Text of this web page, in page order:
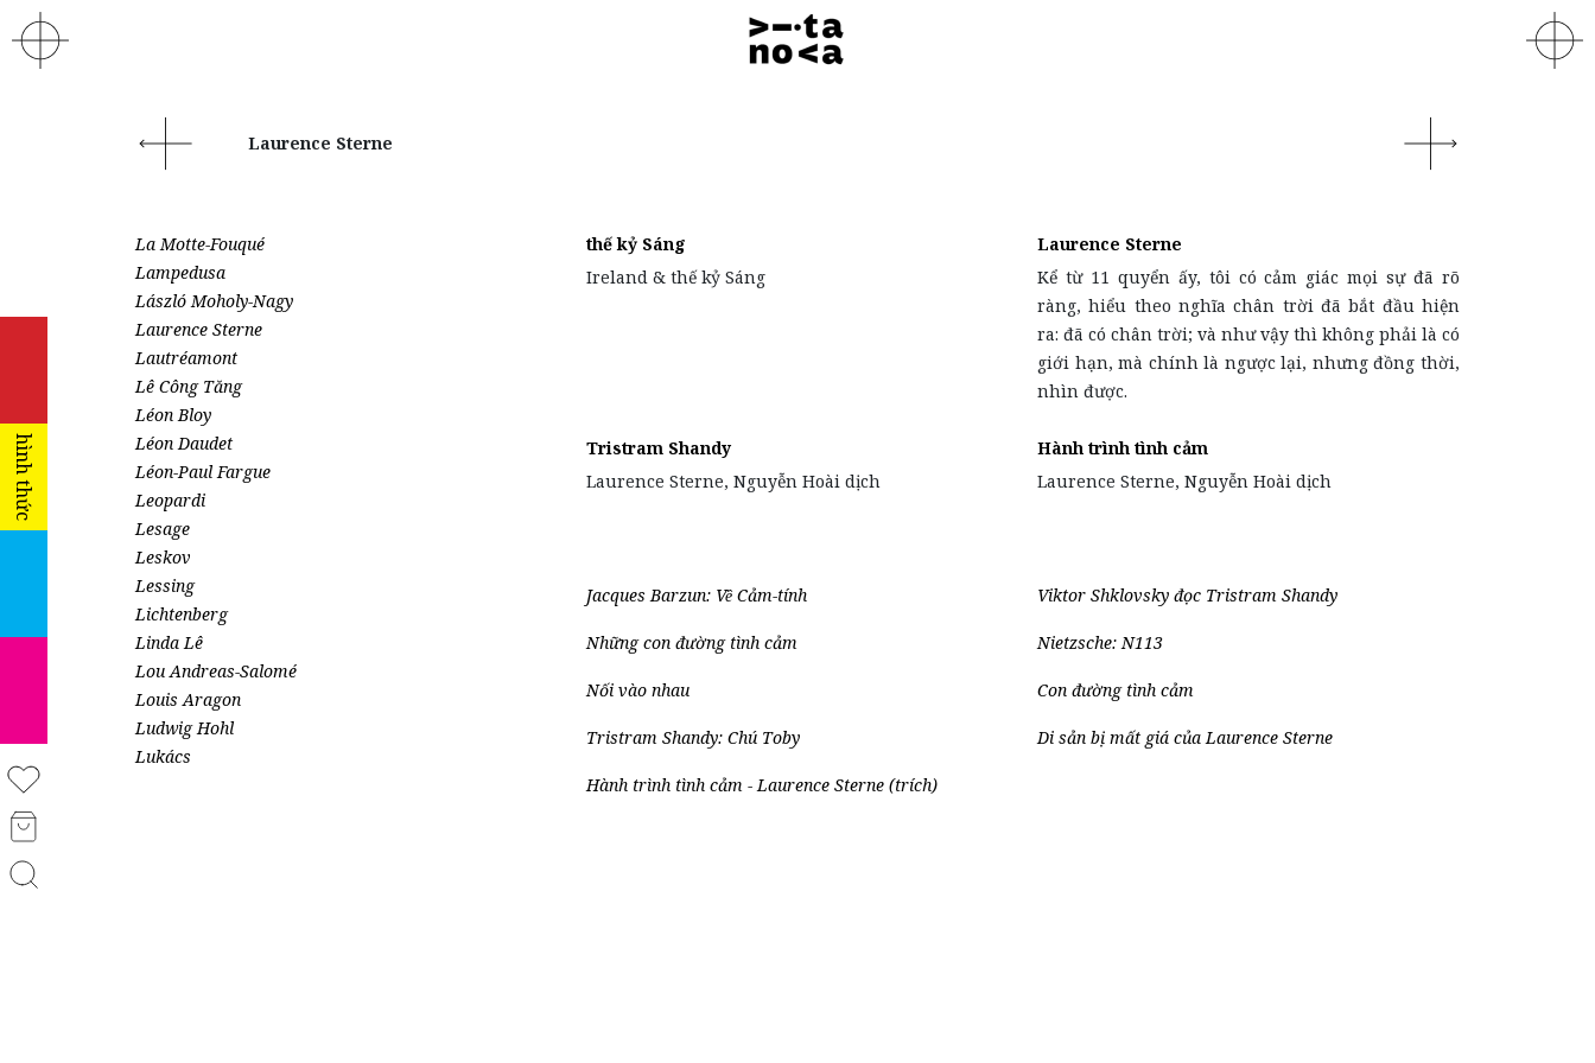
hình thức
Laurence Sterne
La Motte-Fouqué
Lampedusa
László Moholy-Nagy
Laurence Sterne
Lautréamont
Lê Công Tăng
Léon Bloy
Léon Daudet
Léon-Paul Fargue
Leopardi
Lesage
Leskov
Lessing
Lichtenberg
Linda Lê
Lou Andreas-Salomé
Louis Aragon
Ludwig Hohl
Lukács
thế kỷ Sáng
Ireland & thế kỷ Sáng
Laurence Sterne
Kể từ 11 quyển ấy, tôi có cảm giác mọi sự đã rõ
ràng, hiểu theo nghĩa chân trời đã bắt đầu hiện
ra: đã có chân trời; và như vậy thì không phải là có
giới hạn, mà chính là ngược lại, nhưng đồng thời,
nhìn được.
Tristram Shandy
Laurence Sterne, Nguyễn Hoài dịch
Hành trình tình cảm
Laurence Sterne, Nguyễn Hoài dịch
Jacques Barzun: Về Cảm-tính Viktor Shklovsky đọc Tristram Shandy
Những con đường tình cảm Nietzsche: N113
Nối vào nhau Con đường tình cảm
Tristram Shandy: Chú Toby Di sản bị mất giá của Laurence Sterne
Hành trình tình cảm - Laurence Sterne (trích)